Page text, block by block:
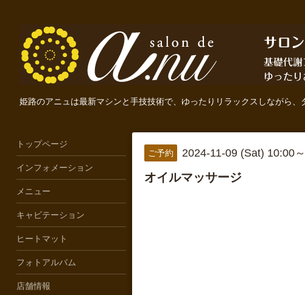
姫路のアニュは最新マシンと手技技術で、ゆったりリラックスしながら
ご予約 2024-11-09 (Sat) 10:00
オイルマッサージ
トップページ
インフォメーション
メニュー
キャビテーション
ヒートマット
フォトアルバム
店舗情報